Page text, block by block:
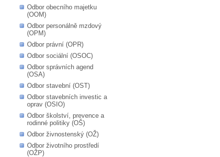
Odbor obecního majetku
(OOM)
Odbor personálně mzdový
(OPM)
Odbor právní (OPR)
Odbor sociální (OSOC)
Odbor správních agend
(OSA)
Odbor stavební (OST)
Odbor stavebních investic a
oprav (OSIO)
Odbor školství, prevence a
rodinné politiky (OŠ)
Odbor živnostenský (OŽ)
Odbor životního prostředí
(OŽP)